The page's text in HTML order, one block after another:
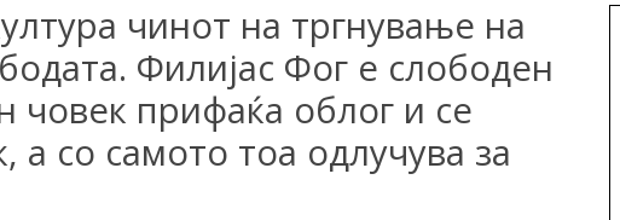
чинот на тргнување на
Филијас Фог е слободен
човек прифаќа облог и се
а со самото тоа одлучува за